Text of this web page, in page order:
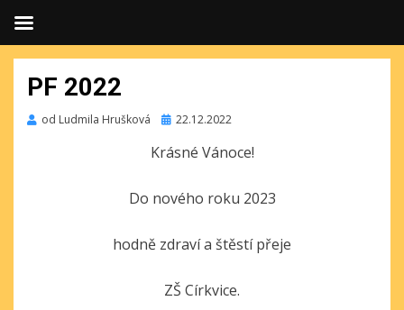
PF 2022
od Ludmila Hrušková Publikováno
22.12.2022
Krásné Vánoce!
Do nového roku 2023
hodně zdraví a štěstí přeje
ZŠ Církvice.